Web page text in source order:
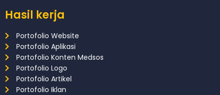
Hasil kerja
Portofolio Website
Portofolio Aplikasi
Portofolio Konten Medsos
Portofolio Logo
Portofolio Artikel
Portofolio Iklan